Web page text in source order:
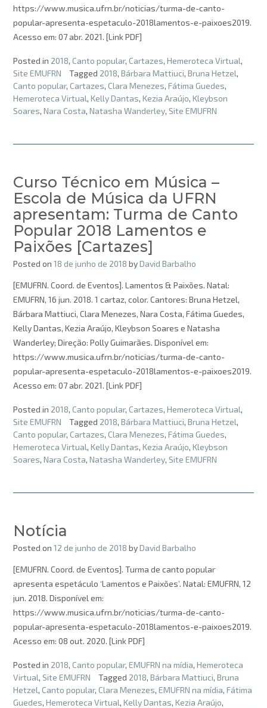
https://www.musica.ufrn.br/noticias/turma-de-canto-
popular-apresenta-espetaculo-2018lamentos-e-paixoes2019.
Acesso em: 07 abr. 2021. [Link PDF]
Posted in 2018, Canto popular, Cartazes, Hemeroteca Virtual,
Site EMUFRN
Tagged 2018, Bárbara Mattiuci, Bruna Hetzel,
Canto popular, Cartazes, Clara Menezes, Fátima Guedes,
Hemeroteca Virtual, Kelly Dantas, Kezia Araújo, Kleybson
Soares, Nara Costa, Natasha Wanderley, Site EMUFRN
Curso Técnico em Música –
Escola de Música da UFRN
apresentam: Turma de Canto
Popular 2018 Lamentos e
Paixões [Cartazes]
Posted on 18 de junho de 2018 byDavid Barbalho
[EMUFRN. Coord. de Eventos]. Lamentos & Paixões. Natal:
EMUFRN, 16 jun. 2018. 1 cartaz, color. Cantores: Bruna Hetzel,
Bárbara Mattiuci, Clara Menezes, Nara Costa, Fátima Guedes,
Kelly Dantas, Kezia Araújo, Kleybson Soares e Natasha
Wanderley; Direção: Polly Guimarães. Disponível em:
https://www.musica.ufrn.br/noticias/turma-de-canto-
popular-apresenta-espetaculo-2018lamentos-e-paixoes2019.
Acesso em: 07 abr. 2021. [Link PDF]
Posted in 2018, Canto popular, Cartazes, Hemeroteca Virtual,
Site EMUFRN
Tagged 2018, Bárbara Mattiuci, Bruna Hetzel,
Canto popular, Cartazes, Clara Menezes, Fátima Guedes,
Hemeroteca Virtual, Kelly Dantas, Kezia Araújo, Kleybson
Soares, Nara Costa, Natasha Wanderley, Site EMUFRN
Notícia
Posted on 12 de junho de 2018 byDavid Barbalho
[EMUFRN. Coord. de Eventos]. Turma de canto popular
apresenta espetáculo ‘Lamentos e Paixões’. Natal: EMUFRN, 12
jun. 2018. Disponível em:
https://www.musica.ufrn.br/noticias/turma-de-canto-
popular-apresenta-espetaculo-2018lamentos-e-paixoes2019.
Acesso em: 08 out. 2020. [Link PDF]
Posted in 2018, Canto popular, EMUFRN na mídia, Hemeroteca
Virtual, Site EMUFRN Tagged 2018, Bárbara Mattiuci, Bruna
Hetzel, Canto popular, Clara Menezes, EMUFRN na mídia, Fátima
Guedes, Hemeroteca Virtual, Kelly Dantas, Kezia Araújo,